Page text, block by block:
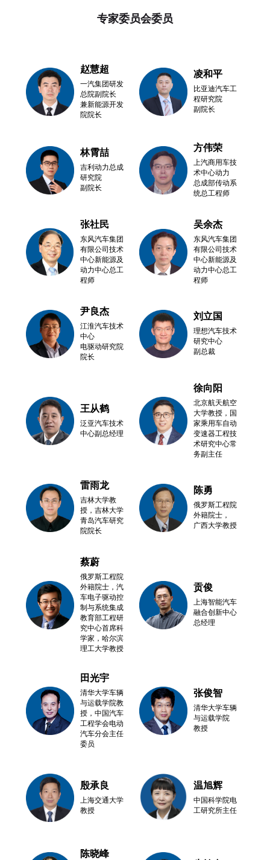
专家委员会委员
赵慧超
一汽集团研发
总院副院长
兼新能源开发
院院长
凌和平
比亚迪汽车工
程研究院
副院长
林霄喆
吉利动力总成
研究院
副院长
方伟荣
上汽商用车技
术中心动力
总成部传动系
统总工程师
张社民
东风汽车集团
有限公司技术
中心新能源及
动力中心总工
程师
吴余杰
东风汽车集团
有限公司技术
中心新能源及
动力中心总工
程师
尹良杰
江淮汽车技术
中心
电驱动研究院
院长
刘立国
理想汽车技术
研究中心
副总裁
王从鹤
泛亚汽车技术
中心副总经理
徐向阳
北京航天航空
大学教授，国
家乘用车自动
变速器工程技
术研究中心常
务副主任
雷雨龙
吉林大学教
授，吉林大学
青岛汽车研究
院院长
陈勇
俄罗斯工程院
外籍院士，
广西大学教授
蔡蔚
俄罗斯工程院
外籍院士，汽
车电子驱动控
制与系统集成
教育部工程研
究中心首席科
学家，哈尔滨
理工大学教授
贡俊
上海智能汽车
融合创新中心
总经理
田光宇
清华大学车辆
与运载学院教
授，中国汽车
工程学会电动
汽车分会主任
委员
张俊智
清华大学车辆
与运载学院
教授
殷承良
上海交通大学
教授
温旭辉
中国科学院电
工研究所主任
陈晓峰